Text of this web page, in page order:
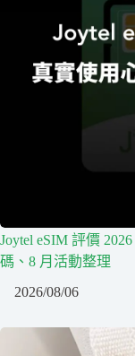
Joytel eSIM 評價
碼、8 月活動整理
2026/08/06